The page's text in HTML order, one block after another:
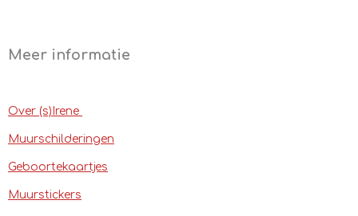
Meer informatie
Over (s)Irene
Muurschilderingen
Geboortekaartjes
Muurstickers